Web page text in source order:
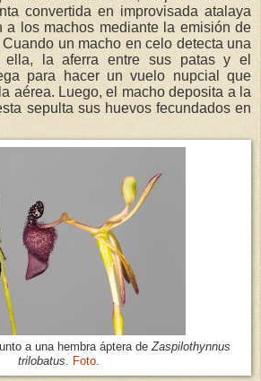
convertida en improvisada atalaya
a los machos mediante la emisión de
un macho en celo detecta una
ella, la aferra entre sus patas y el
para hacer un vuelo nupcial que
aérea. Luego, el macho deposita a la
sepulta sus huevos fecundados en
a una hembra áptera de Zaspilothynnus
trilobatus
Foto.